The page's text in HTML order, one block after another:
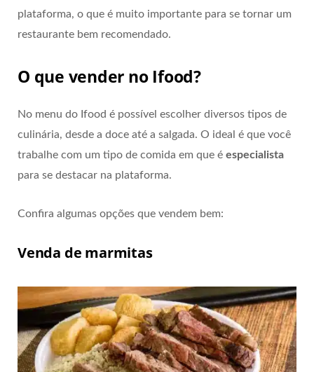
plataforma, o que é muito importante para se tornar um
restaurante bem recomendado.
O que vender no Ifood?
No menu do Ifood é possível escolher diversos tipos de
culinária, desde a doce até a salgada. O ideal é que você
trabalhe com um tipo de comida em que é especialista
para se destacar na plataforma.
Confira algumas opções que vendem bem:
Venda de marmitas